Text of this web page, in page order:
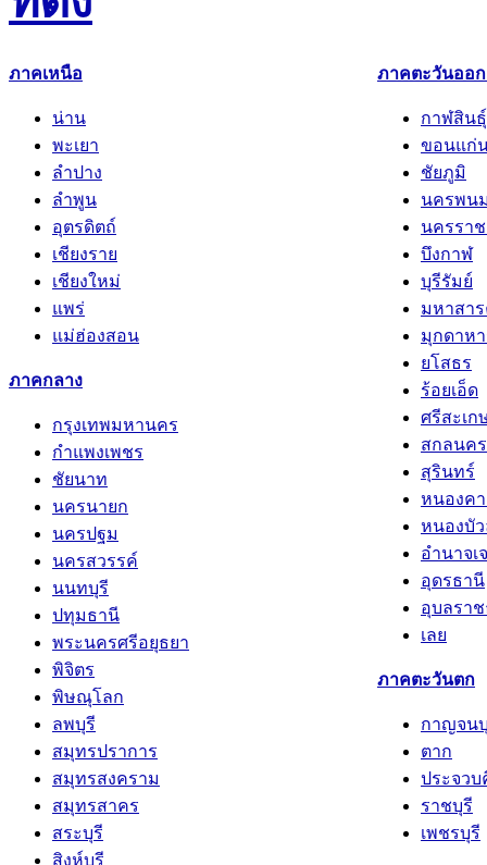
ภาคเหนือ
น่าน
พะเยา
ลำปาง
ลำพูน
อุตรดิตถ์
เชียงราย
เชียงใหม่
แพร่
แม่ฮ่องสอน
ภาคกลาง
กรุงเทพมหานคร
กำแพงเพชร
ชัยนาท
นครนายก
นครปฐม
นครสวรรค์
นนทบุรี
ปทุมธานี
พระนครศรีอยุธยา
พิจิตร
พิษณุโลก
ลพบุรี
สมุทรปราการ
สมุทรสงคราม
สมุทรสาคร
สระบุรี
สิงห์บุรี
ภาคตะวันออก
กาฬสินธุ์
ขอนแก่
ชัยภูมิ
นครพน
นครรา
บึงกาฬ
บุรีรัมย์
มหาสา
มุกดาห
ยโสธร
ร้อยเอ็ด
ศรีสะเก
สกลนคร
สุรินทร์
หนองค
หนองบั
อำนาจเ
อุดรธานี
อุบลรา
เลย
ภาคตะวันตก
กาญจน
ตาก
ประจว
ราชบุรี
เพชรบุรี